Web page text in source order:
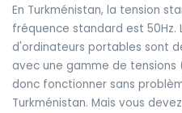
En Turkménistan, la tension
fréquence standard est 50Hz.
d'ordinateurs portables sont
avec une gamme de
donc fonctionner sans
Turkménistan. Mais vous